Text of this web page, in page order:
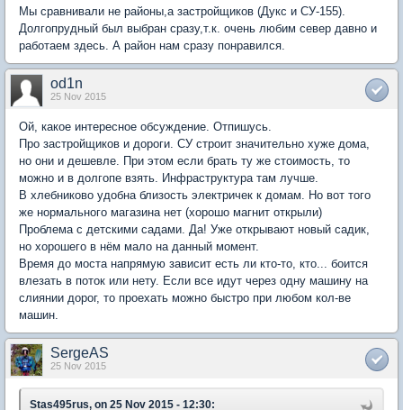
Мы сравнивали не районы,а застройщиков (Дукс и СУ-155).
Долгопрудный был выбран сразу,т.к. очень любим север давно и
работаем здесь. А район нам сразу понравился.
od1n
25 Nov 2015
Ой, какое интересное обсуждение. Отпишусь.
Про застройщиков и дороги. СУ строит значительно хуже дома,
но они и дешевле. При этом если брать ту же стоимость, то
можно и в долгопе взять. Инфраструктура там лучше.
В хлебниково удобна близость электричек к домам. Но вот того
же нормального магазина нет (хорошо магнит открыли)
Проблема с детскими садами. Да! Уже открывают новый садик,
но хорошего в нём мало на данный момент.
Время до моста напрямую зависит есть ли кто-то, кто... боится
влезать в поток или нету. Если все идут через одну машину на
слиянии дорог, то проехать можно быстро при любом кол-ве
машин.
SergeAS
25 Nov 2015
Stas495rus, on 25 Nov 2015 - 12:30: